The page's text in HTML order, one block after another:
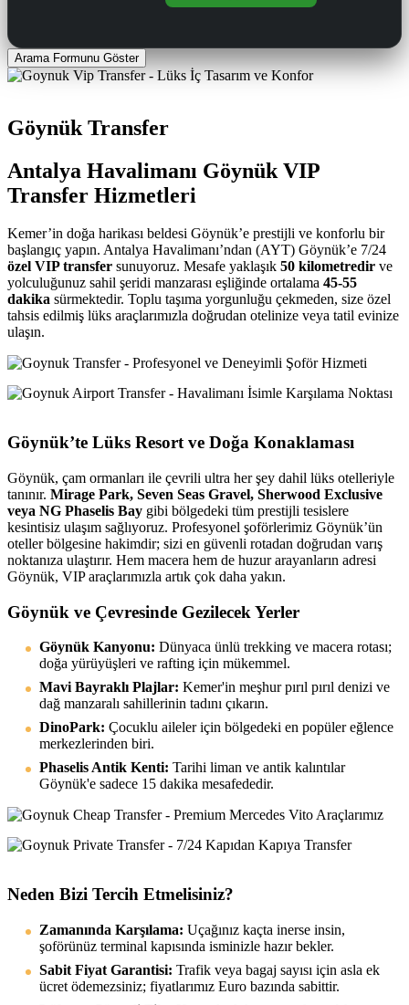
Arama Formunu Göster
Göynük Transfer
Antalya Havalimanı Göynük VIP
Transfer Hizmetleri
Kemer’in doğa harikası beldesi Göynük’e prestijli ve konforlu bir
başlangıç yapın. Antalya Havalimanı’ndan (AYT) Göynük’e 7/24
özel VIP transfer sunuyoruz. Mesafe yaklaşık 50 kilometredir ve
yolculuğunuz sahil şeridi manzarası eşliğinde ortalama 45-55
dakika sürmektedir. Toplu taşıma yorgunluğu çekmeden, size özel
tahsis edilmiş lüks araçlarımızla doğrudan otelinize veya tatil evinize
ulaşın.
Göynük’te Lüks Resort ve Doğa Konaklaması
Göynük, çam ormanları ile çevrili ultra her şey dahil lüks otelleriyle
tanınır. Mirage Park, Seven Seas Gravel, Sherwood Exclusive
veya NG Phaselis Bay gibi bölgedeki tüm prestijli tesislere
kesintisiz ulaşım sağlıyoruz. Profesyonel şoförlerimiz Göynük’ün
oteller bölgesine hakimdir; sizi en güvenli rotadan doğrudan varış
noktanıza ulaştırır. Hem macera hem de huzur arayanların adresi
Göynük, VIP araçlarımızla artık çok daha yakın.
Göynük ve Çevresinde Gezilecek Yerler
Göynük Kanyonu: Dünyaca ünlü trekking ve macera rotası;
doğa yürüyüşleri ve rafting için mükemmel.
Mavi Bayraklı Plajlar: Kemer'in meşhur pırıl pırıl denizi ve
dağ manzaralı sahillerinin tadını çıkarın.
DinoPark: Çocuklu aileler için bölgedeki en popüler eğlence
merkezlerinden biri.
Phaselis Antik Kenti: Tarihi liman ve antik kalıntılar
Göynük'e sadece 15 dakika mesafededir.
Neden Bizi Tercih Etmelisiniz?
Zamanında Karşılama: Uçağınız kaçta inerse insin,
şoförünüz terminal kapısında isminizle hazır bekler.
Sabit Fiyat Garantisi: Trafik veya bagaj sayısı için asla ek
ücret ödemezsiniz; fiyatlarımız Euro bazında sabittir.